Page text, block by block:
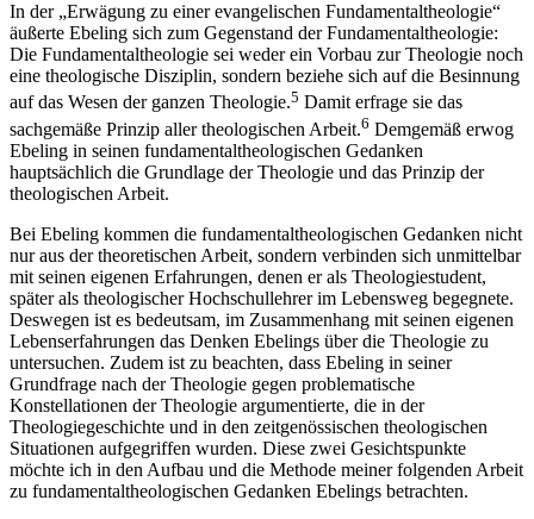
In der „Erwägung zu einer evangelischen Fundamentaltheologie“
äußerte Ebeling sich zum Gegenstand der Fundamentaltheologie:
Die Fundamentaltheologie sei weder ein Vorbau zur Theologie noch
eine theologische Disziplin, sondern beziehe sich auf die Besinnung
auf das Wesen der ganzen Theologie.5 Damit erfrage sie das
sachgemäße Prinzip aller theologischen Arbeit.6 Demgemäß erwog
Ebeling in seinen fundamentaltheologischen Gedanken
hauptsächlich die Grundlage der Theologie und das Prinzip der
theologischen Arbeit.
Bei Ebeling kommen die fundamentaltheologischen Gedanken nicht
nur aus der theoretischen Arbeit, sondern verbinden sich unmittelbar
mit seinen eigenen Erfahrungen, denen er als Theologiestudent,
später als theologischer Hochschullehrer im Lebensweg begegnete.
Deswegen ist es bedeutsam, im Zusammenhang mit seinen eigenen
Lebenserfahrungen das Denken Ebelings über die Theologie zu
untersuchen. Zudem ist zu beachten, dass Ebeling in seiner
Grundfrage nach der Theologie gegen problematische
Konstellationen der Theologie argumentierte, die in der
Theologiegeschichte und in den zeitgenössischen theologischen
Situationen aufgegriffen wurden. Diese zwei Gesichtspunkte
möchte ich in den Aufbau und die Methode meiner folgenden Arbeit
zu fundamentaltheologischen Gedanken Ebelings betrachten.